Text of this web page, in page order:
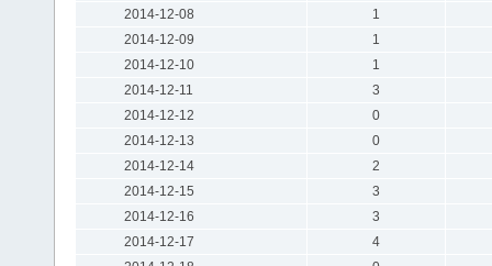
2014-12-08
1
2014-12-09
1
2014-12-10
1
2014-12-11
3
2014-12-12
0
2014-12-13
0
2014-12-14
2
2014-12-15
3
2014-12-16
3
2014-12-17
4